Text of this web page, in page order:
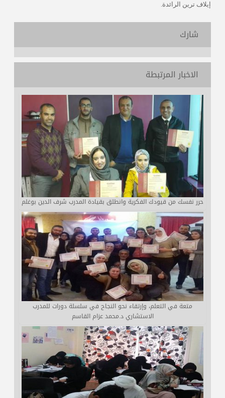
إيلاف ترين الرائدة.
شارك
الاخبار المرتبطة
حرر نفسك من قيودك الفكرية وانطلق بقيادة المدرب شرف الدين بوغلم
متعة في التعلم، وإرتقاء نحو النجاح في سلسلة دورات للمدرب
الاستشاري د.محمد عزام القاسم